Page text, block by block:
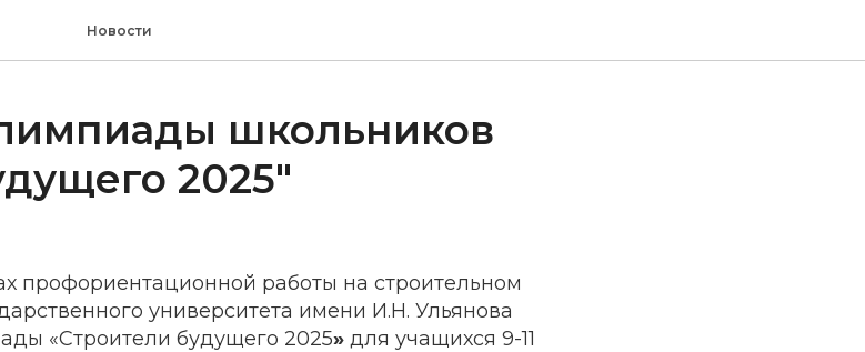
Новости
школьников
2025"
профориентационной работы на строительном
университета имени И.Н. Ульянова
«Строители будущего 2025» для учащихся 9-11